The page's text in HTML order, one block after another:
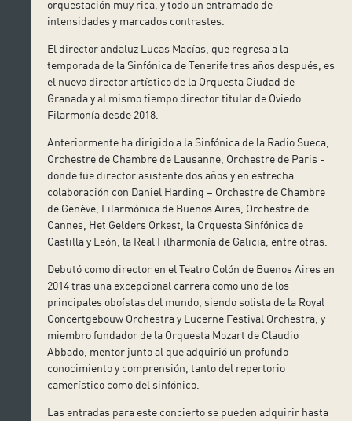
orquestación muy rica, y todo un entramado de
intensidades y marcados contrastes.
El director andaluz Lucas Macías, que regresa a la
temporada de la Sinfónica de Tenerife tres años después, es
el nuevo director artístico de la Orquesta Ciudad de
Granada y al mismo tiempo director titular de Oviedo
Filarmonía desde 2018.
Anteriormente ha dirigido a la Sinfónica de la Radio Sueca,
Orchestre de Chambre de Lausanne, Orchestre de Paris -
donde fue director asistente dos años y en estrecha
colaboración con Daniel Harding – Orchestre de Chambre
de Genève, Filarmónica de Buenos Aires, Orchestre de
Cannes, Het Gelders Orkest, la Orquesta Sinfónica de
Castilla y León, la Real Filharmonía de Galicia, entre otras.
Debutó como director en el Teatro Colón de Buenos Aires en
2014 tras una excepcional carrera como uno de los
principales oboístas del mundo, siendo solista de la Royal
Concertgebouw Orchestra y Lucerne Festival Orchestra, y
miembro fundador de la Orquesta Mozart de Claudio
Abbado, mentor junto al que adquirió un profundo
conocimiento y comprensión, tanto del repertorio
camerístico como del sinfónico.
Las entradas para este concierto se pueden adquirir hasta